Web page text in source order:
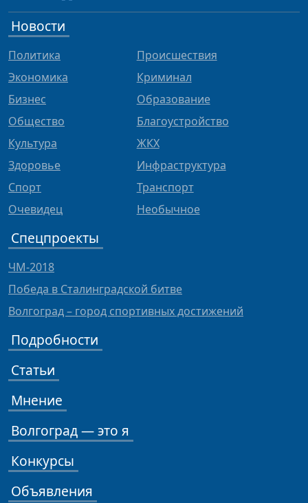
Новости
Политика
Экономика
Бизнес
Общество
Культура
Здоровье
Спорт
Очевидец
Происшествия
Криминал
Образование
Благоустройство
ЖКХ
Инфраструктура
Транспорт
Необычное
Спецпроекты
ЧМ-2018
Победа в Сталинградской битве
Волгоград – город спортивных достижений
Подробности
Статьи
Мнение
Волгоград — это я
Конкурсы
Объявления